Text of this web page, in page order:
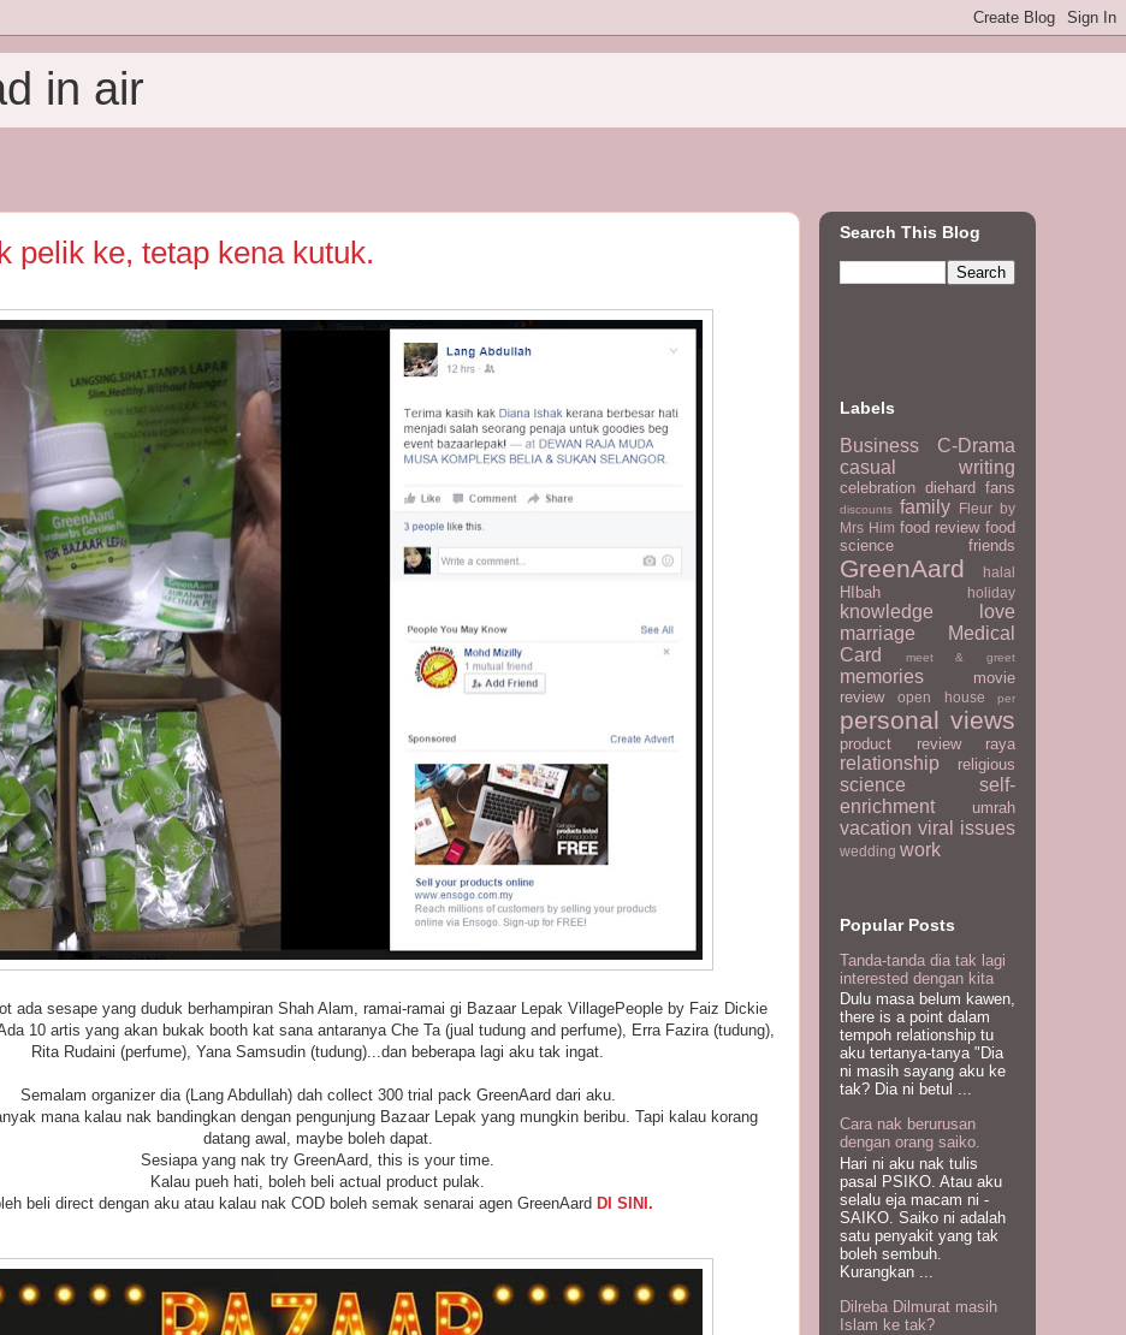
in air
pelik ke, tetap kena kutuk.
ada sesape yang duduk berhampiran Shah Alam, ramai-ramai gi Bazaar Lepak VillagePeople by Faiz Dickie
10 artis yang akan bukak booth kat sana antaranya Che Ta (jual tudung and perfume), Erra Fazira (tudung),
Rita Rudaini (perfume), Yana Samsudin (tudung)...dan beberapa lagi aku tak ingat.
Semalam organizer dia (Lang Abdullah) dah collect 300 trial pack GreenAard dari aku.
mana kalau nak bandingkan dengan pengunjung Bazaar Lepak yang mungkin beribu. Tapi kalau korang
datang awal, maybe boleh dapat.
Sesiapa yang nak try GreenAard, this is your time.
Kalau pueh hati, boleh beli actual product pulak.
beli direct dengan aku atau kalau nak COD boleh semak senarai agen GreenAard DI SINI .
Search This Blog
Labels
Business
C-Drama
casual writing
celebration diehard fans
discounts family
Fleur by
Mrs Him food review food
science
friends
GreenAard halal
HIbah holiday
knowledge
love
marriage
Medical
Card
meet & greet
memories
movie
review
open house per
personal views
product review raya
relationship religious
science
self-
enrichment
umrah
vacation viral issues
wedding work
Popular Posts
Tanda-tanda dia tak lagi
interested dengan kita
Dulu masa belum kawen,
there is a point dalam
tempoh relationship tu
aku tertanya-tanya "Dia
ni masih sayang aku ke
tak? Dia ni betul ...
Cara nak berurusan
dengan orang saiko.
Hari ni aku nak tulis
pasal PSIKO. Atau aku
selalu eja macam ni -
SAIKO. Saiko ni adalah
satu penyakit yang tak
boleh sembuh.
Kurangkan ...
Dilreba Dilmurat masih
Islam ke tak?